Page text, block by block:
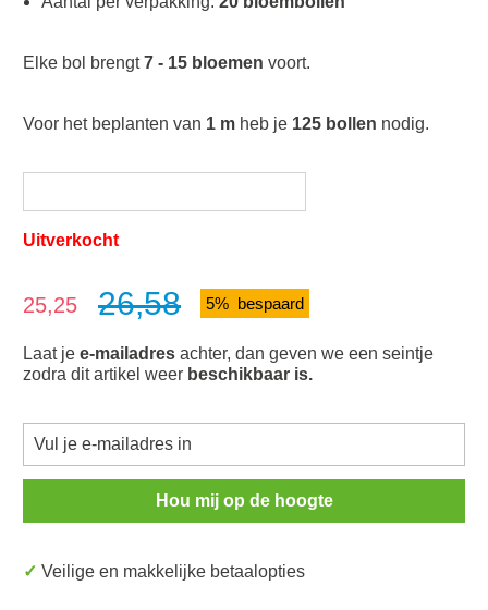
Elke bol brengt7 - 15 bloemen voort.
Voor het beplanten van 1 m heb je 125 bollen nodig.
Uitverkocht
Verkoopprijs:
25,25 26,58 5% bespaard
Laat je e-mailadres achter, dan geven we een seintje
zodra dit artikel weer beschikbaar is.
Hou mij op de hoogte
✓ Veilige en makkelijke betaalopties